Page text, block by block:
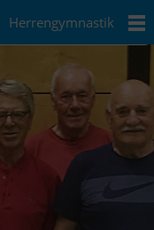
Herrengymnastik